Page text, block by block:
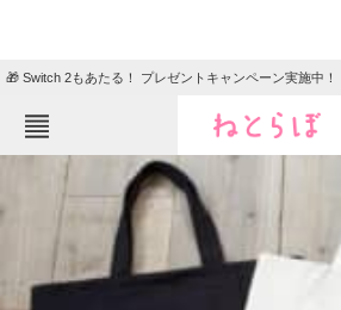
🎁 Switch 2もあたる！ プレゼントキャンペーン実施中！
ねとらぼメニュー
グルメ